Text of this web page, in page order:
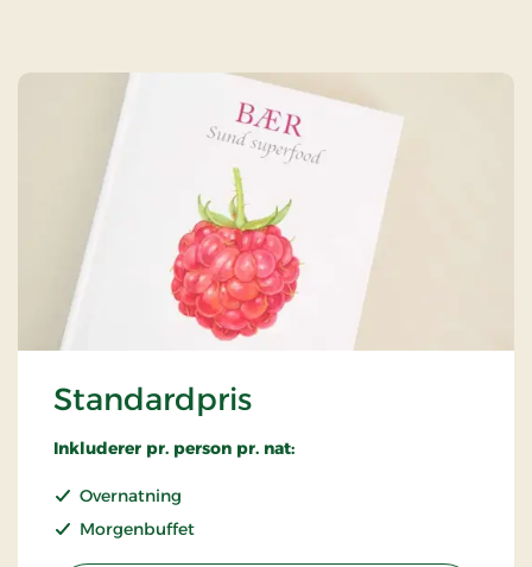
Standardpris
Inkluderer pr. person pr. nat:
Overnatning
Morgenbuffet